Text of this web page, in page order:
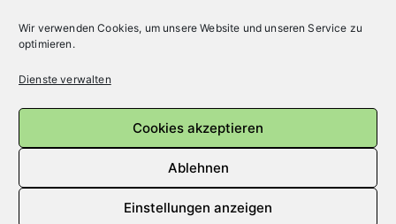
Wir verwenden Cookies, um unsere Website und unseren Service zu
optimieren.
Dienste verwalten
Cookies akzeptieren
Ablehnen
Einstellungen anzeigen
Beitragsnavigation
Ältere Beiträge